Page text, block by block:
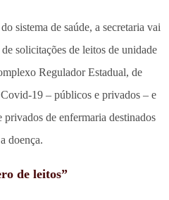
sistema de saúde, a secretaria vai
solicitações de leitos de unidade
Regulador Estadual, de
19 – públicos e privados – e
de enfermaria destinados
doença.
de leitos”